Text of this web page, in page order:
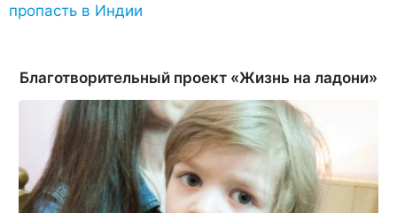
пропасть в Индии
Благотворительный проект «Жизнь на ладони»